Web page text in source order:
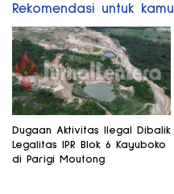
Rekomendasi untuk kamu
Dugaan Aktivitas Ilegal Dibalik
Legalitas IPR Blok 6 Kayuboko
di Parigi Moutong